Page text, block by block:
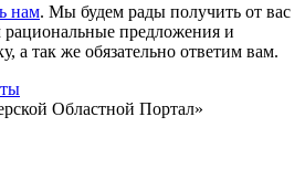
нам. Мы будем рады получить от вас
предложения и
а так же обязательно ответим вам.
Областной Портал»